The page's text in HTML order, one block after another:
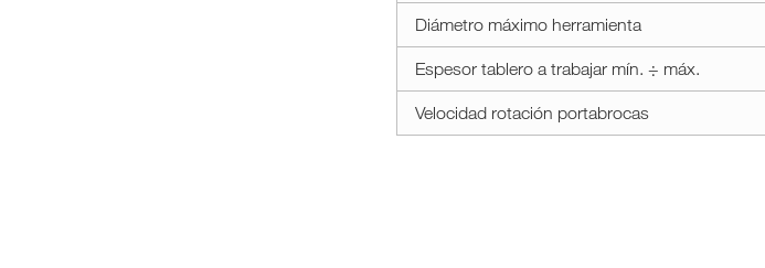
Diámetro máximo herramienta
Espesor tablero a trabajar mín. ÷ máx.
Velocidad rotación portabrocas